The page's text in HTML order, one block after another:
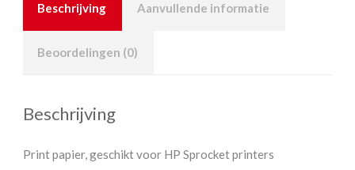
Beschrijving Aanvullende informatie
Beoordelingen (0)
Beschrijving
Print papier, geschikt voor HP Sprocket printers